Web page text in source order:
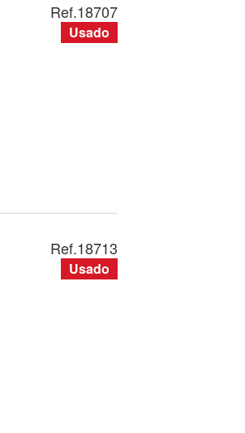
Ref.18707
Usado
Ref.18713
Usado